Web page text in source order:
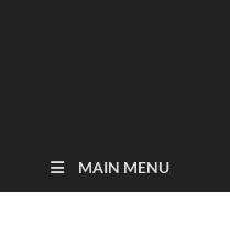
MAIN MENU